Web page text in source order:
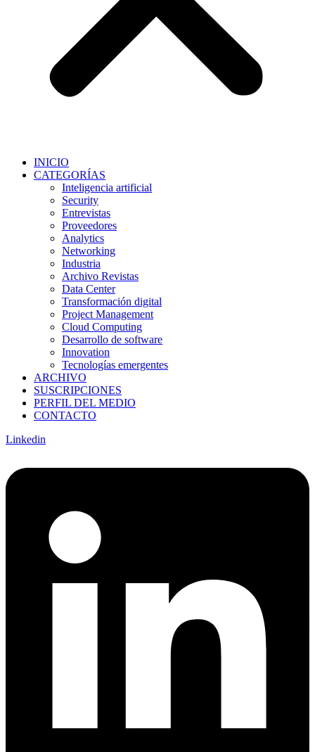
INICIO
CATEGORÍAS
Inteligencia artificial
Security
Entrevistas
Proveedores
Analytics
Networking
Industria
Archivo Revistas
Data Center
Transformación digital
Project Management
Cloud Computing
Desarrollo de software
Innovation
Tecnologías emergentes
ARCHIVO
SUSCRIPCIONES
PERFIL DEL MEDIO
CONTACTO
Linkedin